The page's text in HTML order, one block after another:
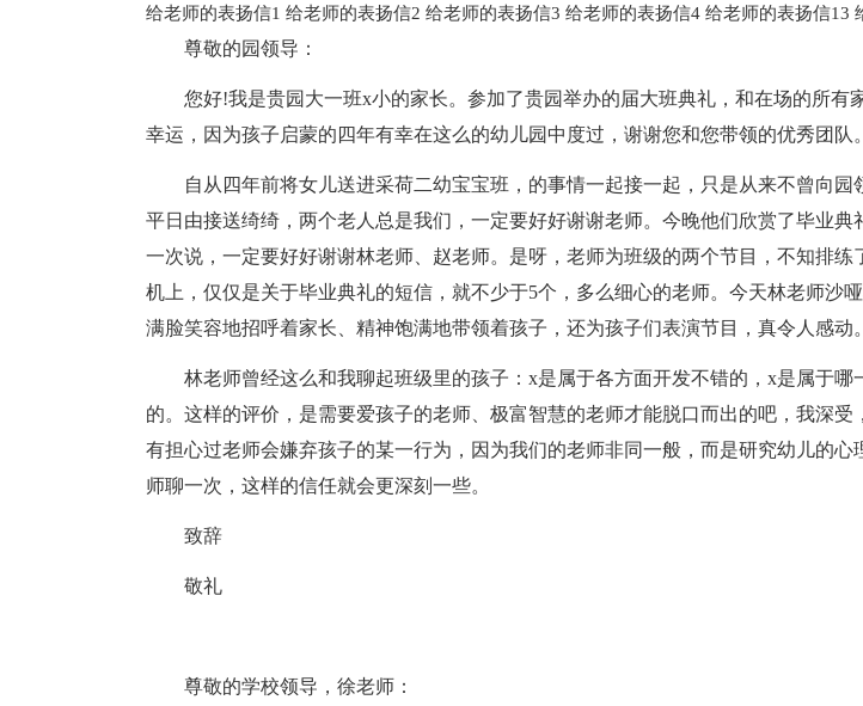
给老师的表扬信1
尊敬的园领导：
您好!我是贵园大一班x小的家长。参加了贵园举办的届大班典礼，和在场的所有
幸运，因为孩子启蒙的四年有幸在这么的幼儿园中度过，谢谢您和您带领的优秀团队。
自从四年前将女儿送进采荷二幼宝宝班，的事情一起接一起，只是从来不曾向园
平日由接送绮绮，两个老人总是我们，一定要好好谢谢老师。今晚他们欣赏了毕业典
一次说，一定要好好谢谢林老师、赵老师。是呀，老师为班级的两个节目，不知排练
机上，仅仅是关于毕业典礼的短信，就不少于5个，多么细心的老师。今天林老师沙
满脸笑容地招呼着家长、精神饱满地带领着孩子，还为孩子们表演节目，真令人感动。
林老师曾经这么和我聊起班级里的孩子：x是属于各方面开发不错的，x是属于哪
的。这样的评价，是需要爱孩子的老师、极富智慧的老师才能脱口而出的吧，我深受
有担心过老师会嫌弃孩子的某一行为，因为我们的老师非同一般，而是研究幼儿的心
师聊一次，这样的信任就会更深刻一些。
致辞
敬礼
给老师的表扬信2
尊敬的学校领导，徐老师：
给老师的表扬信3 给老师的表扬信4 给老师的表扬信13